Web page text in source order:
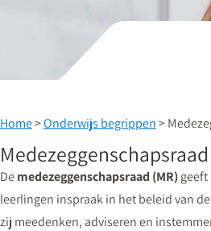
Home>Onderwijs begrippen>
Medezeggenschapsraad
Demedezeggenschapsraad (MR)geeft
leerlingen inspraak in het beleid van
zij meedenken, adviseren en